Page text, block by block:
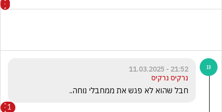
21:52 - 11.03.2025
נרקיס נרקיס
חבל שהוא לא פגש את ממחבלי נוחה..
1